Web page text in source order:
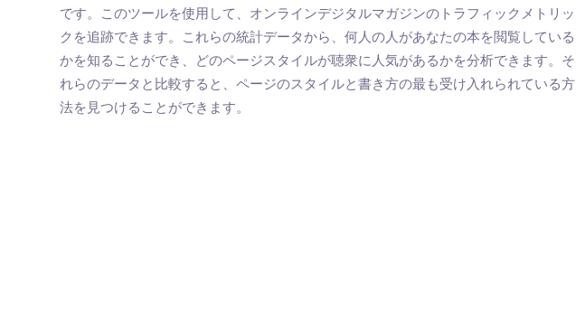
です。このツールを使用して、オンラインデジタルマガジンのトラフィックメトリッ
クを追跡できます。これらの統計データから、何人の人があなたの本を閲覧している
かを知ることができ、どのページスタイルが聴衆に人気があるかを分析できます。そ
れらのデータと比較すると、ページのスタイルと書き方の最も受け入れられている方
法を見つけることができます。